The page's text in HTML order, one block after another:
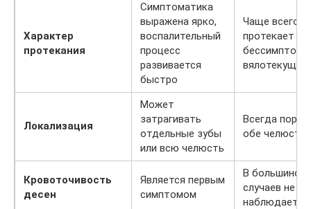
Характер
протекания
Симптоматика
выражена ярко,
воспалительный
процесс
развивается
быстро
Чаще всего
протекает
вялотекуще
Локализация
Может
затрагивать
отдельные зубы
или всю челюсть
Всегда
обе челюсти
Кровоточивость
десен
Является первым
симптомом
В
случаев не
наблюдается